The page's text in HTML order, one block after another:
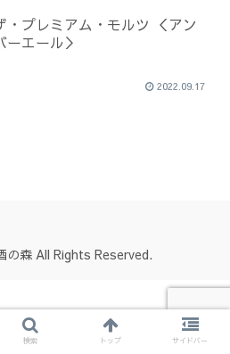
・プレミアム・モルツ ＜アン
ーエール＞
2022.09.17
森 All Rights Reserved.
検索 トップ サイドバー